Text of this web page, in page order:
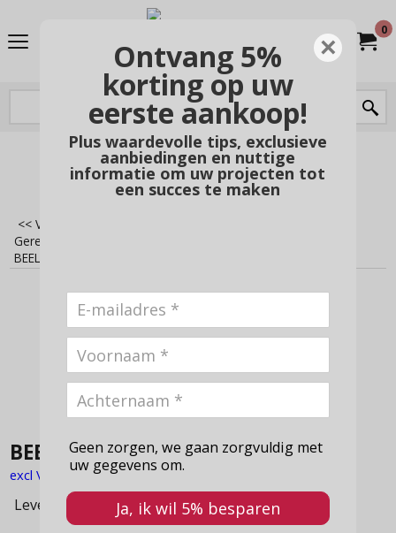
0
Powered by Translate
<< Vorige
Gereedschap Kirschen
BEELDHOUWBEITELSET 3686 MRT
BEELDHOUWBEITELSET 3686 MRT
excl Verzendkosten
Levertijd: Op voorraad
×
Ontvang 5%
korting op uw
eerste aankoop!
Plus waardevolle tips, exclusieve
aanbiedingen en nuttige
informatie om uw projecten tot
een succes te maken
Geen zorgen, we gaan zorgvuldig met
uw gegevens om.
Ja, ik wil 5% besparen